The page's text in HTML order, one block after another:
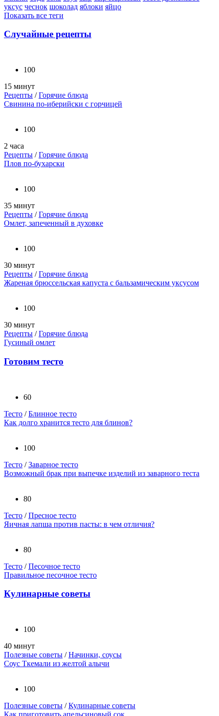
уксус чеснок шоколад яблоки яйцо
Показать все теги
Случайные рецепты
100
15 минут
Рецепты /Горячие блюда
Свинина по-иберийски с горчицей
100
2 часа
Рецепты /Горячие блюда
Плов по-бухарски
100
35 минут
Рецепты /Горячие блюда
Омлет, запеченный в духовке
100
30 минут
Рецепты /Горячие блюда
Жареная брюссельская капуста с бальзамическим уксусом
100
30 минут
Рецепты /Горячие блюда
Гусиный омлет
Готовим тесто
60
Тесто /Блинное тесто
Как долго хранится тесто для блинов?
100
Тесто /Заварное тесто
Возможный брак при выпечке изделий из заварного теста
80
Тесто /Пресное тесто
Яичная лапша против пасты: в чем отличия?
80
Тесто /Песочное тесто
Правильное песочное тесто
Кулинарные советы
100
40 минут
Полезные советы /Начинки, соусы
Соус Ткемали из желтой алычи
100
Полезные советы /Кулинарные советы
Как приготовить апельсиновый сок